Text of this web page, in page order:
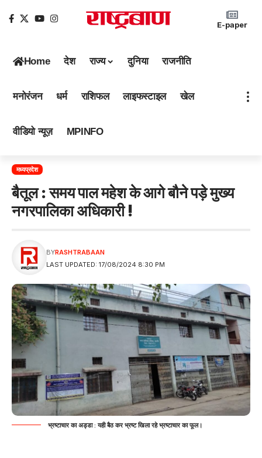
E-paper
Home देश राज्य दुनिया राजनीति
मनोरंजन धर्म राशिफल लाइफस्टाइल खेल
वीडियो न्यूज़ MPINFO
मध्यप्रदेश
बैतूल : समय पाल महेश के आगे बौने पड़े मुख्य
नगरपालिका अधिकारी !
LAST UPDATED: 17/08/2024 8:30 PM
BYRASHTRABAAN
भ्रष्टाचार का अड्डा : यही बैठ कर भ्रष्ट खिला रहे भ्रष्टाचार का फूल।